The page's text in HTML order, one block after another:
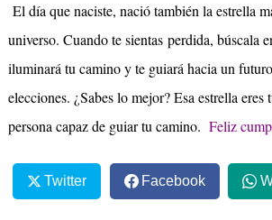
El día que naciste, nació también la estrella
universo. Cuando te sientas perdida, búscala
iluminará tu camino y te guiará hacia un
elecciones. ¿Sabes lo mejor? Esa estrella eres
persona capaz de guiar tu camino. Feliz
Twitter Facebook